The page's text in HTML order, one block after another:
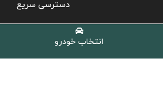
انتخاب خودرو
دسترسی سریع